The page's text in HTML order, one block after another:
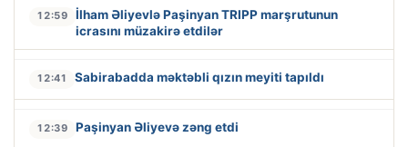
12:59
İlham Əliyevlə Paşinyan TRIPP marşrutunun
icrasını müzakirə etdilər
12:41 Sabirabadda məktəbli qızın meyiti tapıldı
12:39 Paşinyan Əliyevə zəng etdi